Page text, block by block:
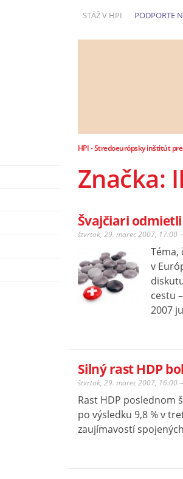
STÁŽ V HPI PODPORTE
HPI - Stredoeurópsky inštitút
Značka:
Švajčiari
štvrtok, 29. marec 2007, 17:00
Téma,
v
cestu
2007
Silný rast HDP
štvrtok, 29. marec 2007, 16:00
Rast HDP poslednom
po výsledku 9,8 % v
zaujímavostí